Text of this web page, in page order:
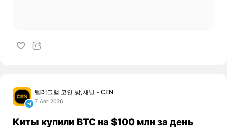
텔레그램 코인 방,채널 - CEN
7 Авг 2026
Киты купили BTC на $100 млн за день